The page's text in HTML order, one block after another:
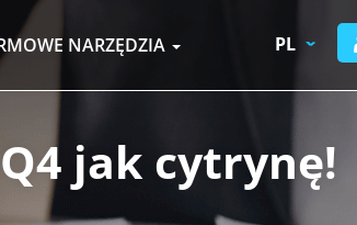
PL
NARZĘDZIA
jak cytrynę!